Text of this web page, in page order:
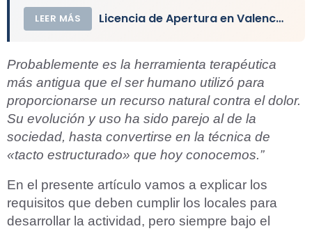
LEER MÁS Licencia de Apertura en Valencia de un Local
Probablemente es la herramienta terapéutica
más antigua que el ser humano utilizó para
proporcionarse un recurso natural contra el dolor.
Su evolución y uso ha sido parejo al de la
sociedad, hasta convertirse en la técnica de
«tacto estructurado» que hoy conocemos.”
En el presente artículo vamos a explicar los
requisitos que deben cumplir los locales para
desarrollar la actividad, pero siempre bajo el